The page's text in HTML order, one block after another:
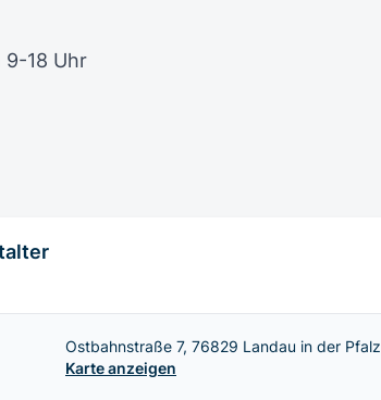
9-18 Uhr
Ostbahnstraße 7, 76829 Landau in der Pfalz
Karte anzeigen